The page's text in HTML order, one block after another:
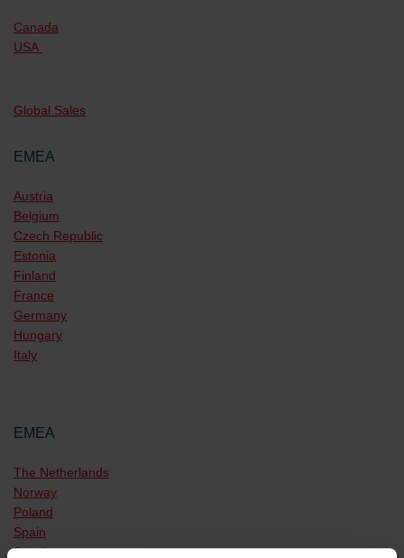
Canada
USA
Global Sales
EMEA
Austria
Belgium
Czech Republic
Estonia
Finland
France
Germany
Hungary
Italy
EMEA
The Netherlands
Norway
Poland
Spain
Sweden